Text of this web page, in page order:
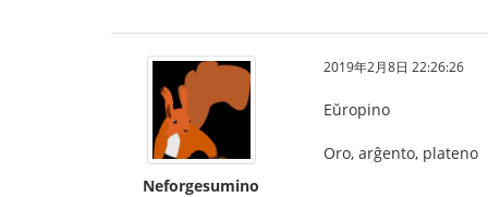
Neforgesumino
2019年2月8日 22:26:26
Eŭropino
Oro, arĝento, plateno